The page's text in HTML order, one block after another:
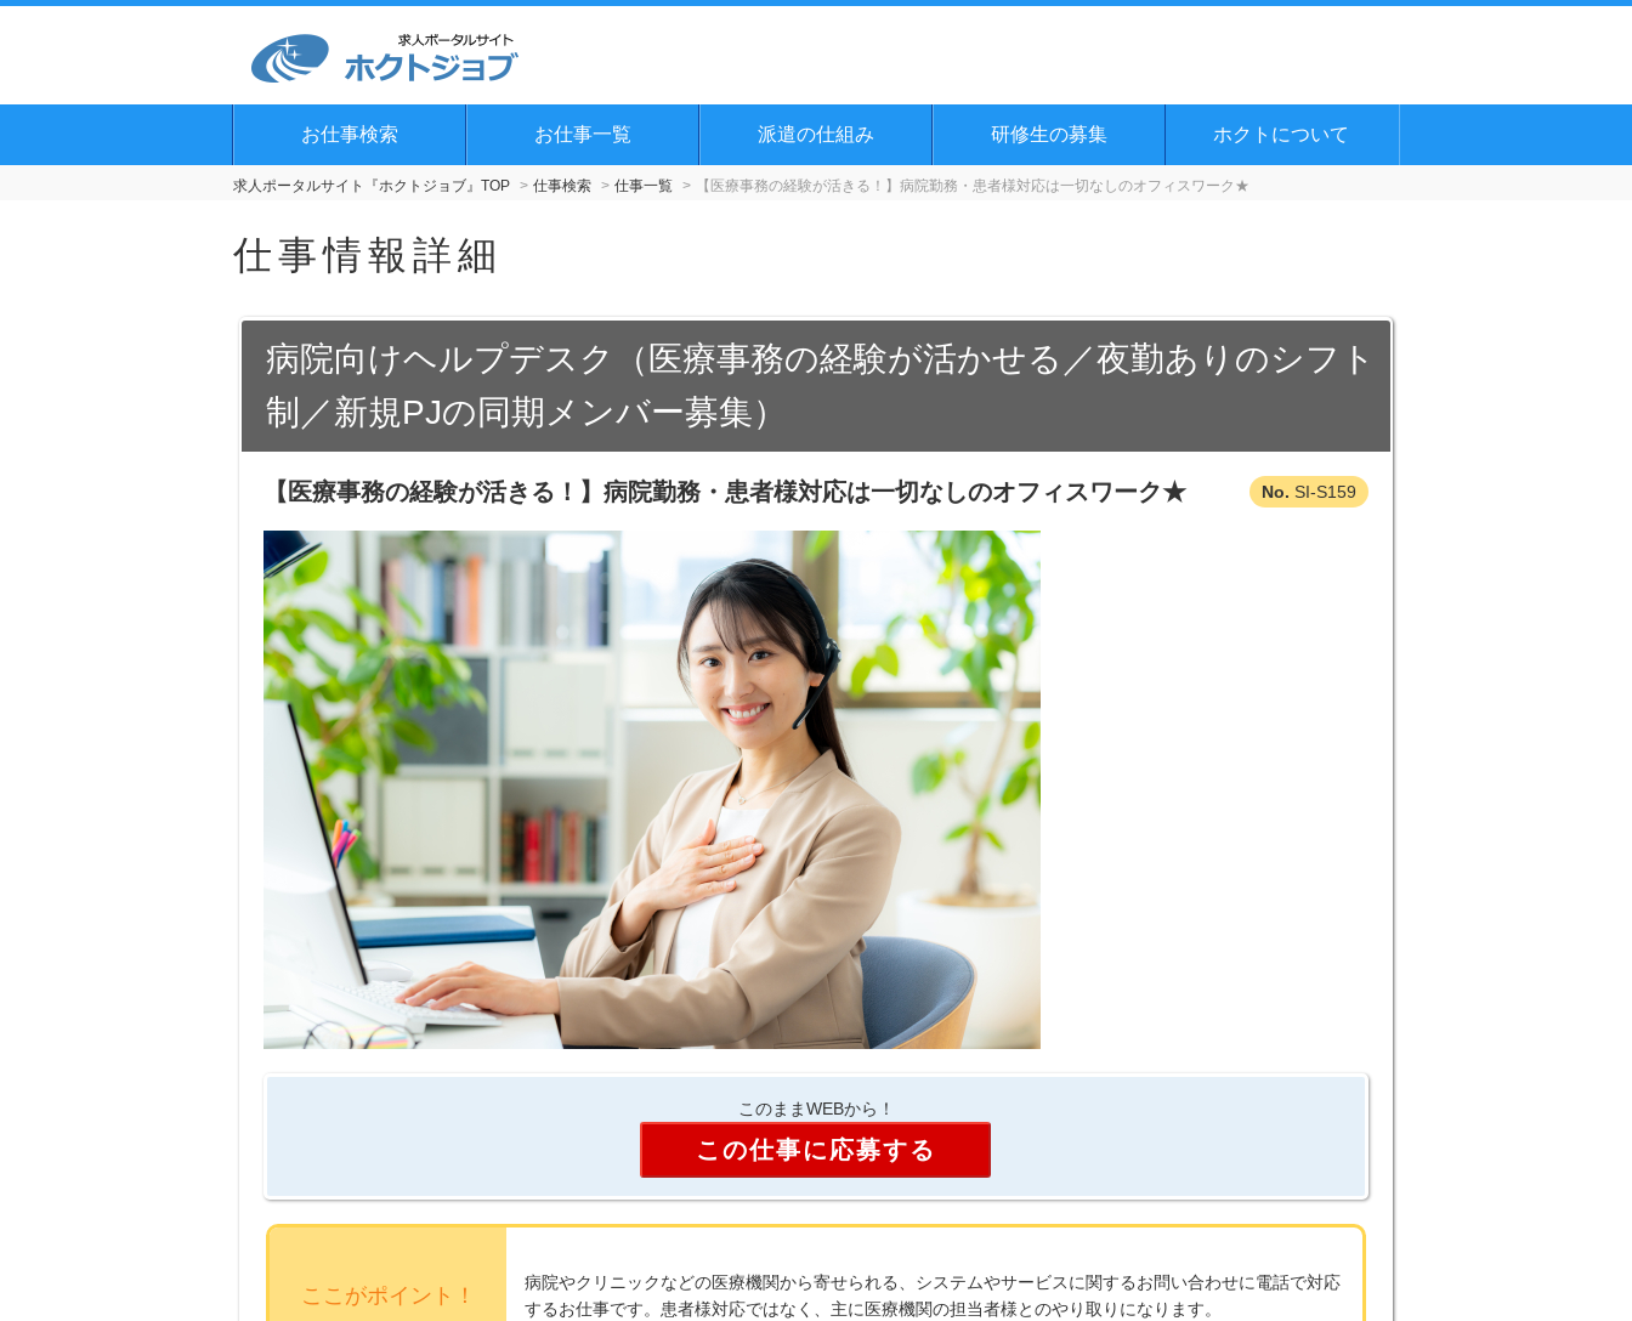
お仕事検索 お仕事一覧 派遣の仕組み 研修生の募集 ホクトについて
求人ポータルサイト『ホクトジョブ』TOP 仕事検索 仕事一覧 【医療事務の経験が活きる！】病院勤務・患者様対応は一切なしのオフィスワーク★
仕事情報詳細
病院向けヘルプデスク（医療事務の経験が活かせる／夜勤ありのシフト
制／新規PJの同期メンバー募集）
SI-S159
【医療事務の経験が活きる！】病院勤務・患者様対応は一切なしのオフィスワーク★
このままWEBから！
この仕事に応募する
ここがポイント！
病院やクリニックなどの医療機関から寄せられる、システムやサービスに関するお問い合わせに電話で対応
するお仕事です。患者様対応ではなく、主に医療機関の担当者様とのやり取りになります。